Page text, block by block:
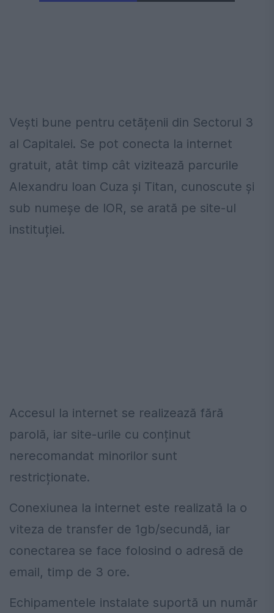
Vești bune pentru cetățenii din Sectorul 3
al Capitalei. Se pot conecta la internet
gratuit, atât timp cât vizitează parcurile
Alexandru Ioan Cuza și Titan, cunoscute și
sub numeșe de IOR, se arată pe site-ul
instituției.
Accesul la internet se realizează fără
parolă, iar site-urile cu conținut
nerecomandat minorilor sunt
restricționate.
Conexiunea la internet este realizată la o
viteza de transfer de 1gb/secundă, iar
conectarea se face folosind o adresă de
email, timp de 3 ore.
Echipamentele instalate suportă un număr